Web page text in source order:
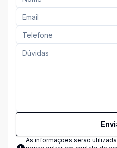
As informações serão